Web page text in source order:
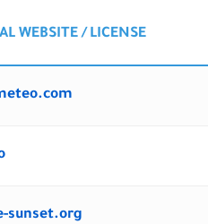
WEBSITE / LICENSE
sunset.org